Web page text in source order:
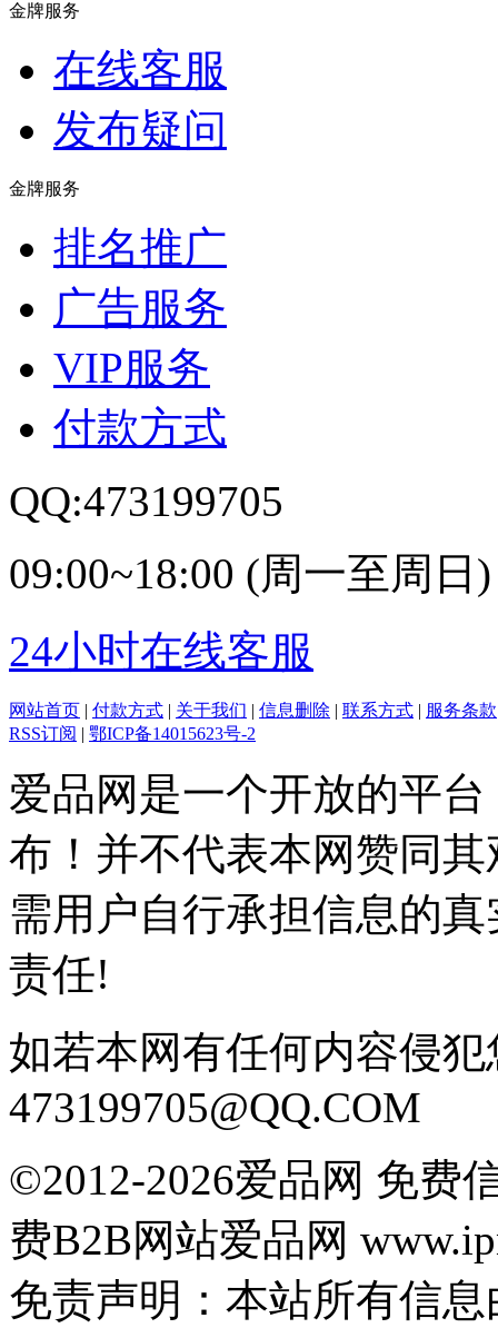
金牌服务
在线客服
发布疑问
金牌服务
排名推广
广告服务
VIP服务
付款方式
QQ:473199705
09:00~18:00 (周一至周日)
24小时在线客服
网站首页 | 付款方式 | 关于我们 | 信息删除 | 联系方式 | 服务条款
RSS订阅 | 鄂ICP备14015623号-2
爱品网是一个开放的平
布！并不代表本网赞同
需用户自行承担信息的
责任!
如若本网有任何内容侵
473199705@QQ.COM
©2012-2026爱品网 免费
费B2B网站爱品网
免责声明：本站所有信